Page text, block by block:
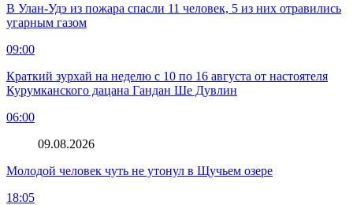
В Улан-Удэ из пожара спасли 11 человек, 5 из них отравились
угарным газом
09:00
Краткий зурхай на неделю с 10 по 16 августа от настоятеля
Курумканского дацана Гандан Ше Дувлин
06:00
09.08.2026
Молодой человек чуть не утонул в Щучьем озере
18:05